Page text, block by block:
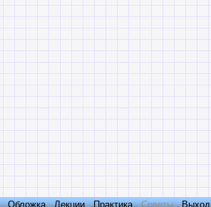
Обложка Лекции Практика Советы